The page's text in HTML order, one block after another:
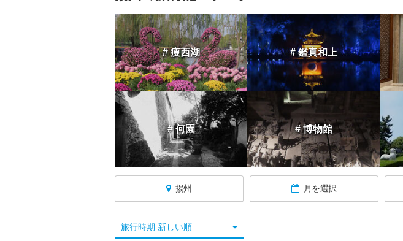
# 痩西湖 # 鑑真和上
# 何園 # 博物館
揚州 月を選択
中国へ戻る
旅行時期 新しい順